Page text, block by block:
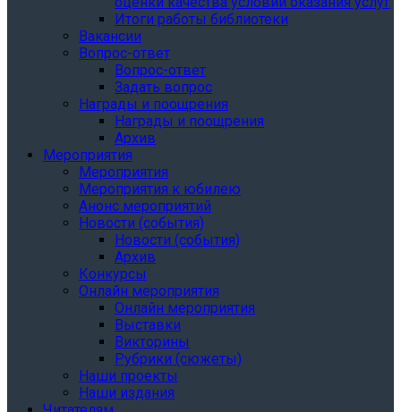
Итоги работы библиотеки
Вакансии
Вопрос-ответ
Вопрос-ответ
Задать вопрос
Награды и поощрения
Награды и поощрения
Архив
Мероприятия
Мероприятия
Мероприятия к юбилею
Анонс мероприятий
Новости (события)
Новости (события)
Архив
Конкурсы
Онлайн мероприятия
Онлайн мероприятия
Выставки
Викторины
Рубрики (сюжеты)
Наши проекты
Наши издания